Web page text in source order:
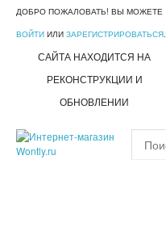
ДОБРО ПОЖАЛОВАТЬ! ВЫ МОЖЕТЕ
ВОЙТИ ИЛИ ЗАРЕГИСТРИРОВАТЬСЯ.
САЙТА НАХОДИТСЯ НА
РЕКОНСТРУКЦИИ И
ОБНОВЛЕНИИ